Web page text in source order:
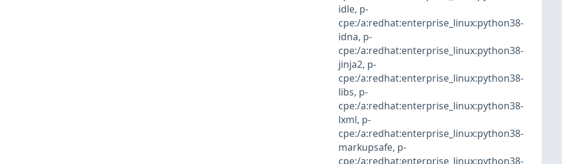
idle, p-
cpe:/a:redhat:enterprise_linux:python38-
idna, p-
cpe:/a:redhat:enterprise_linux:python38-
jinja2, p-
cpe:/a:redhat:enterprise_linux:python38-
libs, p-
cpe:/a:redhat:enterprise_linux:python38-
lxml, p-
cpe:/a:redhat:enterprise_linux:python38-
markupsafe, p-
cpe:/a:redhat:enterprise_linux:python38-